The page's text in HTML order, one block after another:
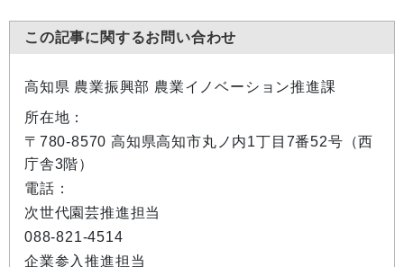
この記事に関するお問い合わせ
高知県 農業振興部 農業イノベーション推進課
所在地：
〒780-8570 高知県高知市丸ノ内1丁目7番52号（西
庁舎3階）
電話：
次世代園芸推進担当
088-821-4514
企業参入推進担当